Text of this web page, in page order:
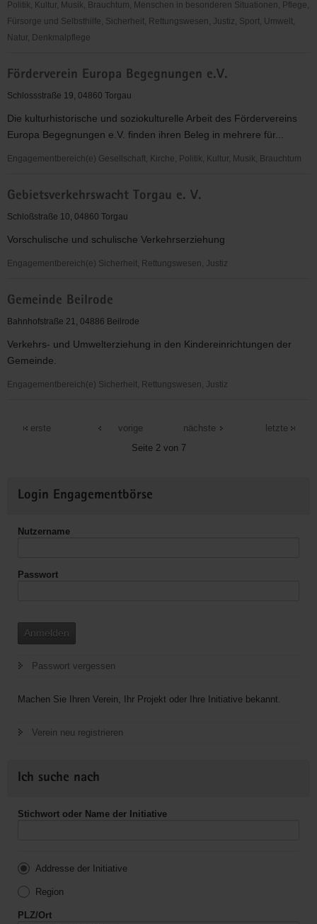
Politik, Kultur, Musik, Brauchtum, Menschen in besonderen Situationen, Pflege,
Fürsorge und Selbsthilfe, Sicherheit, Rettungswesen, Justiz, Sport, Umwelt,
Natur, Denkmalpflege
der
Grundschule
Rodelberg
Torgau
e.
Förderverein Europa Begegnungen e.V.
Schlossstraße 19, 04860 Torgau
Die kulturhistorische und soziokulturelle Arbeit des Fördervereins
Europa Begegnungen e.V. finden ihren Beleg in mehrere für...
Engagementbereich(e) Gesellschaft, Kirche, Politik, Kultur, Musik, Brauchtum
Europa
Begegnungen
Gebietsverkehrswacht Torgau e. V.
Schloßstraße 10, 04860 Torgau
Vorschulische und schulische Verkehrserziehung
Engagementbereich(e) Sicherheit, Rettungswesen, Justiz
Torgau
e.
Gemeinde Beilrode
Bahnhofstraße 21, 04886 Beilrode
Verkehrs- und Umwelterziehung in den Kindereinrichtungen der
Gemeinde.
Engagementbereich(e) Sicherheit, Rettungswesen, Justiz
erste
vorige
Seite 2 von 7
nächste letzte
Informationen
Login Engagementbörse
Nutzername
Passwort
Anmelden
Passwort vergessen
Machen Sie Ihren Verein, Ihr Projekt oder Ihre Initiative bekannt.
Verein neu registrieren
Ich suche nach
Stichwort oder Name der Initiative
Addresse der Initiative
Region
PLZ/Ort